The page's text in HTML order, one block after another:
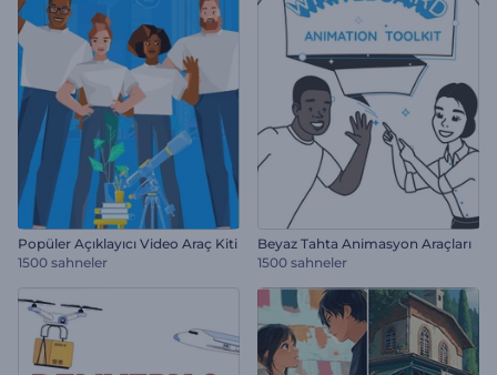
Popüler Açıklayıcı Video Araç Kiti
1500 sahneler
Beyaz Tahta Animasyon Araçları
1500 sahneler